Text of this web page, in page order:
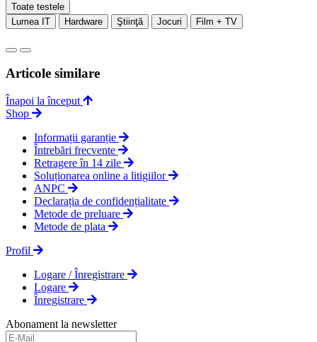
Toate testele
Lumea IT
Hardware Ştiinţă Jocuri Film + TV
Articole similare
Înapoi la început
Shop
Informații garanție
Întrebări frecvente
Retragere în 14 zile
Soluționarea online a litigiilor
ANPC
Declarația de confidențialitate
Metode de preluare
Metode de plata
Profil
Logare / Înregistrare
Logare
Înregistrare
Abonament la newsletter